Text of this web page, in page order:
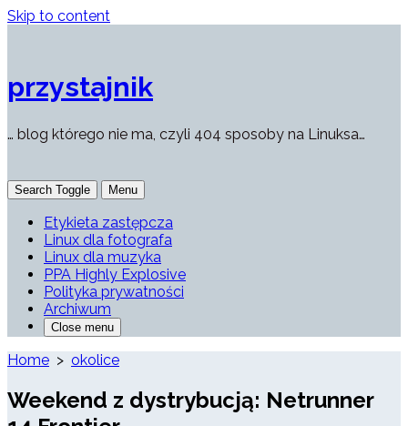
Skip to content
przystajnik
… blog którego nie ma, czyli 404 sposoby na Linuksa…
Search Toggle Menu
Etykieta zastępcza
Linux dla fotografa
Linux dla muzyka
PPA Highly Explosive
Polityka prywatności
Archiwum
Close menu
Home > okolice
Weekend z dystrybucją: Netrunner